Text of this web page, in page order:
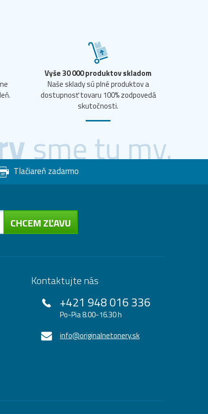
Vyše 30 000 produktov skladom
Naše sklady sú plné produktov a
dostupnosť tovaru 100% zodpovedá
skutočnosti.
sme tu my.
Tlačiareň zadarmo
CHCEM ZĽAVU
Kontaktujte nás
+421 948 016 336
Po-Pia 8.00-16.30 h
info@originalnetonery.sk